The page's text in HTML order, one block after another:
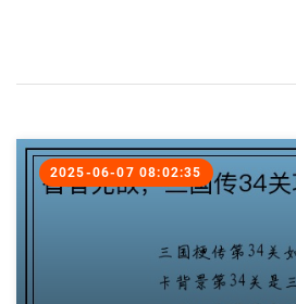
2025-06-07 08:02:35